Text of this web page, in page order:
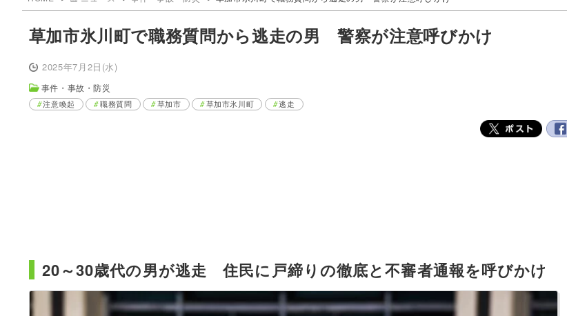
草加市氷川町で職務質問から逃走の男 警察が注意呼びかけ
2025年7月2日(水)
事件・事故・防災
注意喚起 職務質問 草加市 草加市氷川町 逃走
20～30歳代の男が逃走 住民に戸締りの徹底と不審者通報を呼びかけ